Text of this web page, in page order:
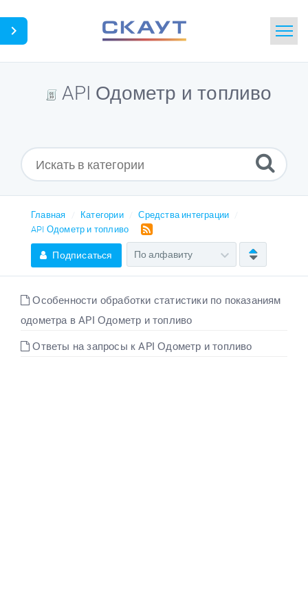
Поиск
Словарь
Портал
Русский
API Одометр и топливо
Главная Категории
Средства интеграции
API Одометр и топливо
Подписаться
Особенности обработки статистики по показаниям
одометра в API Одометр и топливо
Ответы на запросы к API Одометр и топливо